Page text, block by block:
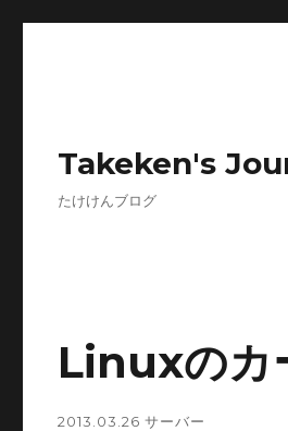
Takeken's
たけけんブログ
Linuxのカ
2013.03.26 サーバー